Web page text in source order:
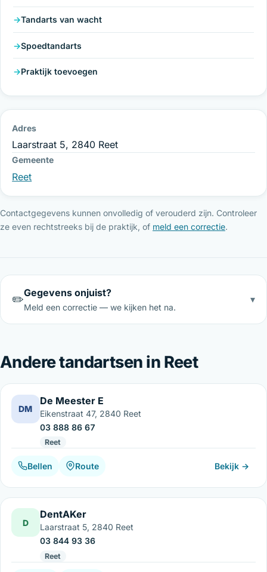
Tandarts van wacht
Spoedtandarts
Praktijk toevoegen
Adres
Laarstraat 5, 2840 Reet
Gemeente
Reet
Contactgegevens kunnen onvolledig of verouderd zijn. Controleer
ze even rechtstreeks bij de praktijk, of meld een correctie.
✏️Gegevens onjuist?
Meld een correctie — we kijken het na.
▾
Andere tandartsen in Reet
DM
De Meester E
Eikenstraat 47, 2840 Reet
03 888 86 67
Reet
Bellen Route Bekijk →
D
DentAKer
Laarstraat 5, 2840 Reet
03 844 93 36
Reet